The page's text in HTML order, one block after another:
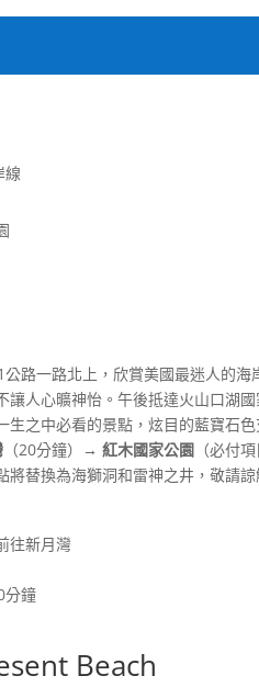
線
路一路北上，欣賞美國最迷人的
讓人心曠神怡。午後抵達火山口湖
生之中必看的景點，炫目的藍寶
（20分鐘） → 紅木國家公園 （必付
將替換為海獅洞和雷神之井，敬請諒
往新月灣
分鐘
Beach